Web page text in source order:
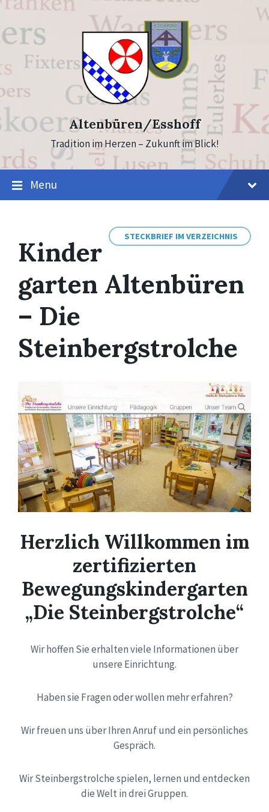
Skip
content
Skip
footer
Altenbüren/Esshoff
Tradition im Herzen – Zukunft im Blick!
Menu
STECKBRIEF IM VERZEICHNIS
Kinder
garten Altenbüren
– Die
Steinbergstrolche
Herzlich Willkommen im
zertifizierten
Bewegungskindergarten
„Die Steinbergstrolche“
Wir hoffen Sie erhalten viele Informationen über
unsere Einrichtung.
Haben sie Fragen oder wollen mehr erfahren?
Wir freuen uns über Ihren Anruf und ein persönliches
Gespräch.
Wir Steinbergstrolche spielen, lernen und entdecken
die Welt in drei Gruppen.